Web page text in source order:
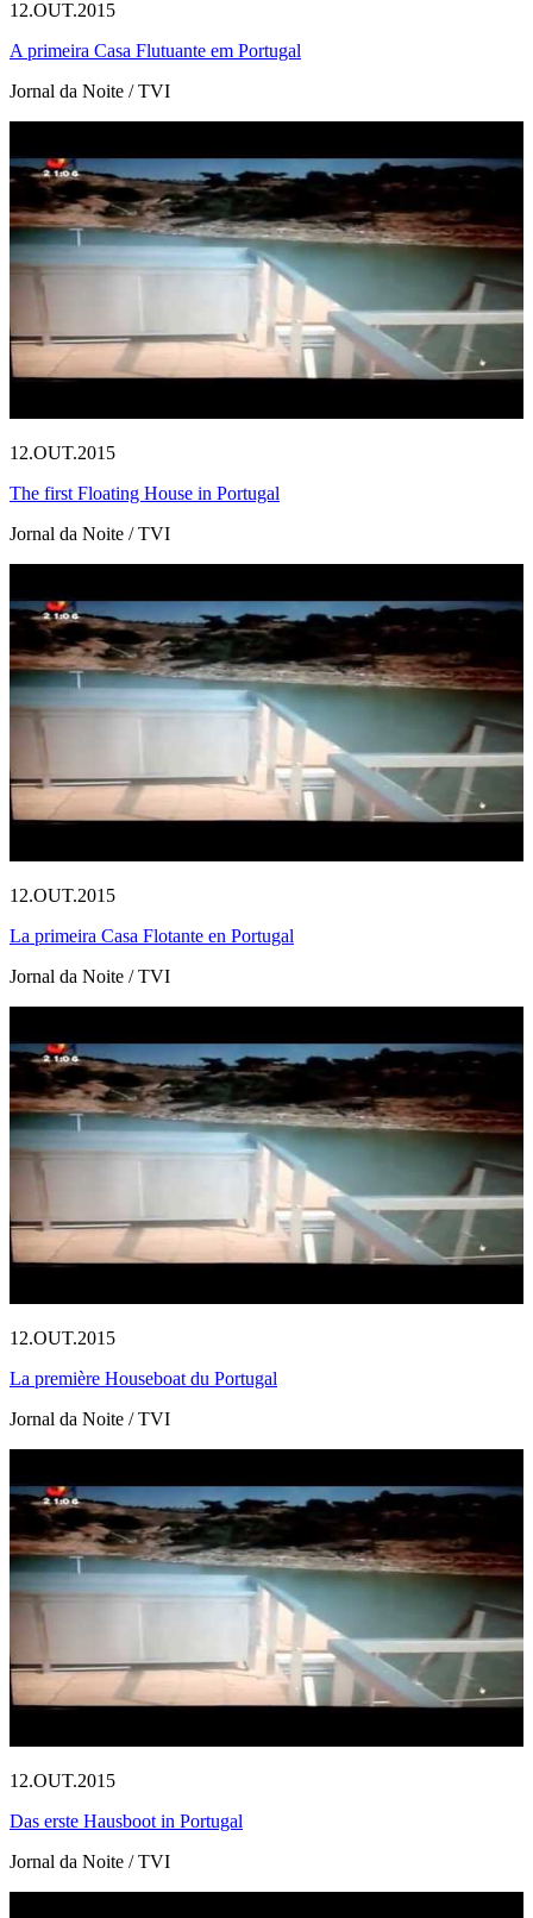
12.OUT.2015
A primeira Casa Flutuante em Portugal
Jornal da Noite / TVI
12.OUT.2015
The first Floating House in Portugal
Jornal da Noite / TVI
12.OUT.2015
La primeira Casa Flotante en Portugal
Jornal da Noite / TVI
12.OUT.2015
La première Houseboat du Portugal
Jornal da Noite / TVI
12.OUT.2015
Das erste Hausboot in Portugal
Jornal da Noite / TVI